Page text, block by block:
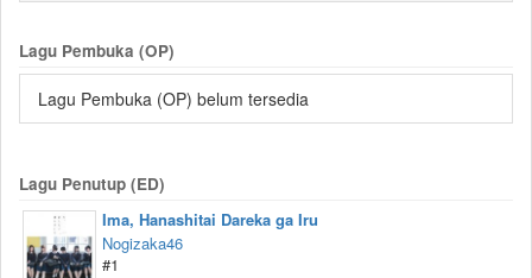
Lagu Pembuka (OP)
Lagu Pembuka (OP) belum tersedia
Lagu Penutup (ED)
Ima, Hanashitai Dareka ga Iru
Nogizaka46
#1